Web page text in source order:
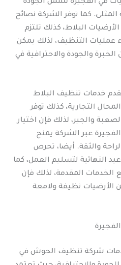
في الفجيرة تشمل الجودة
المثلى. كما توفر الشركة نصائح
البلاط، كذلك تلتزم
عمليات التنظيف، لذلك يمكن
والجودة والاحترافية في
خدمات تنظيف البلاط
التجارية، كذلك توفر
والجير، لذلك فإن اختيار
عبر الشركة يمنح
والثقة. أيضا، تحرص
النهائية لتسليم العمل، كما
الخدمات المقدمة، لذلك فإن
الأرضيات نظيفة ولامعة
شركة تنظيف الحوش في